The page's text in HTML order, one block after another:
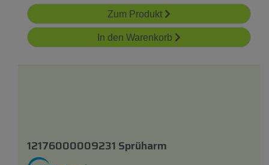
Zum Produkt
In den Warenkorb
12176000009231 Sprüharm